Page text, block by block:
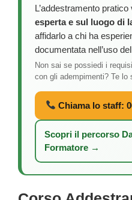
L’addestramento
esperta e sul luogo di
affidarlo a chi ha
documentata nell’uso
Non sai se possiedi i
con gli adempimenti? Te lo
Chiama lo staff:
Scopri il percorso
Formatore →